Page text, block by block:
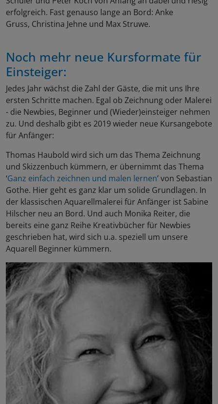
erfolgreich. Fast genauso lange an Bord: Anke
Gruss, Christina Jehne und Max Struwe.
Noch mehr neue Kursformate für
Einsteiger:
Jedes Jahr wächst die Zahl der Gäste, die mit uns Ihre
ersten Schritte machen. Egal ob Zeichnung oder Malerei
- die Newbies, Beginner und (Wieder)einsteiger nehmen
zu. Und deshalb gibt es 2019 wieder neue Kursangebote
für Anfänger:
Thomas Haubold wird sich um das Thema Zeichnung
und Skizzenbuch kümmern, er übernimmt das Thema
‘Ganz einfach zeichnen und malen lernen’ von Sebastian
Gothe. Hier geht es ganz klar um solide Grundlagen. In
der klassischen Aquarellmalerei für Anfänger ist Sabine
Hilscher neu an Bord. Und auch Monika Reiter, die
bereits eine ganz Reihe Kreativbücher für Newbies
geschrieben hat, wird sich u.a. speziell um unsere
Aquarell Beginner kümmern.